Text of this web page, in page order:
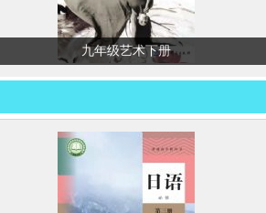
九年级艺术下册